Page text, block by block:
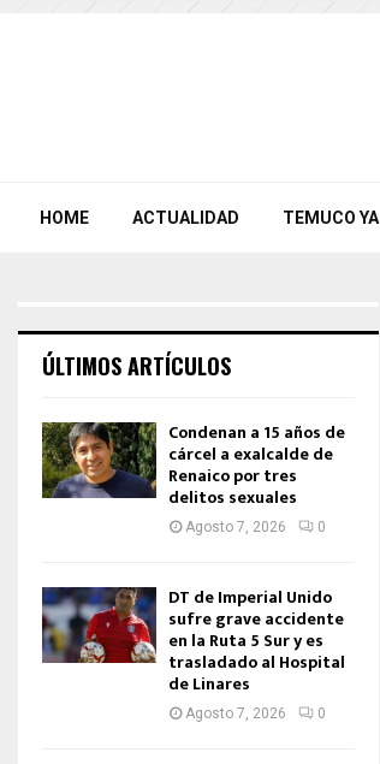
HOME ACTUALIDAD TEMUCO YA
ÚLTIMOS ARTÍCULOS
Condenan a 15 años de
cárcel a exalcalde de
Renaico por tres
delitos sexuales
Agosto 7, 2026 0
DT de Imperial Unido
sufre grave accidente
en la Ruta 5 Sur y es
trasladado al Hospital
de Linares
Agosto 7, 2026 0